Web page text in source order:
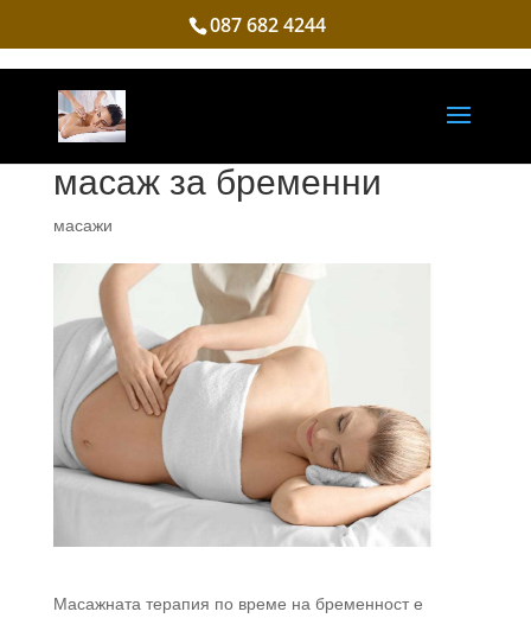
087 682 4244
масаж за бременни
масажи
Масажната терапия по време на бременност е